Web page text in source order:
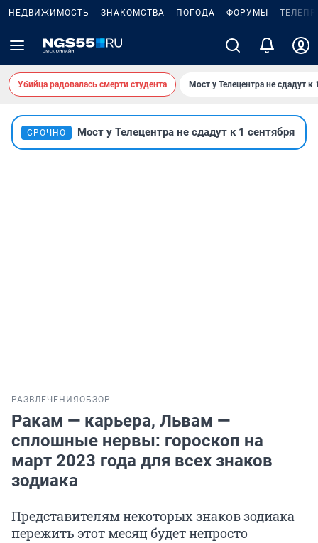
НЕДВИЖИМОСТЬ ЗНАКОМСТВА ПОГОДА ФОРУМЫ
Убийца радовалась смерти студента Мост у Телецентра не сдадут к
СРОЧНО Мост у Телецентра не сдадут к 1 сентября
РАЗВЛЕЧЕНИЯ ОБЗОР
Ракам — карьера, Львам —
сплошные нервы: гороскоп на
март 2023 года для всех знаков
зодиака
Представителям некоторых знаков зодиака
пережить этот месяц будет непросто